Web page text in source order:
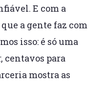
E com a
a gente faz com
isso: é só uma
centavos para
mostra as